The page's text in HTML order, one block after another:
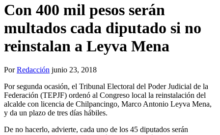
Con 400 mil pesos serán
multados cada diputado si no
reinstalan a Leyva Mena
PorRedacción junio 23, 2018
Por segunda ocasión, el Tribunal Electoral del Poder Judicial de la
Federación (TEPJF) ordenó al Congreso local la reinstalación del
alcalde con licencia de Chilpancingo, Marco Antonio Leyva Mena,
y da un plazo de tres días hábiles.
De no hacerlo, advierte, cada uno de los 45 diputados serán